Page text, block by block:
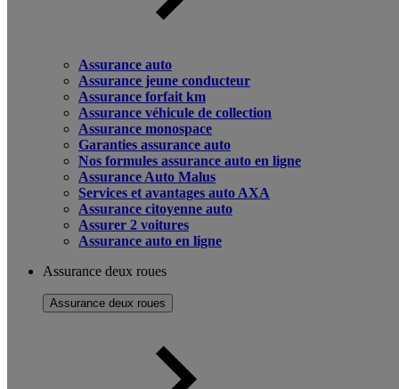
Assurance auto
Assurance jeune conducteur
Assurance forfait km
Assurance véhicule de collection
Assurance monospace
Garanties assurance auto
Nos formules assurance auto en ligne
Assurance Auto Malus
Services et avantages auto AXA
Assurance citoyenne auto
Assurer 2 voitures
Assurance auto en ligne
Assurance deux roues
Assurance deux roues